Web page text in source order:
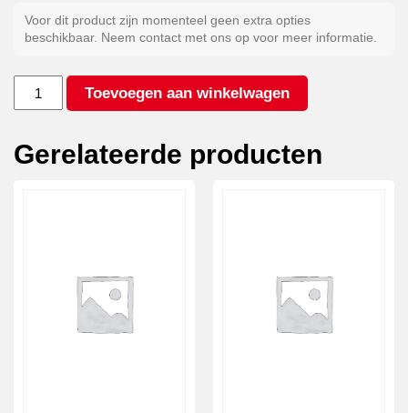
Voor dit product zijn momenteel geen extra opties
beschikbaar. Neem contact met ons op voor meer informatie.
Gegalvaniseerd
staal
aantal
Toevoegen aan winkelwagen
Gerelateerde producten